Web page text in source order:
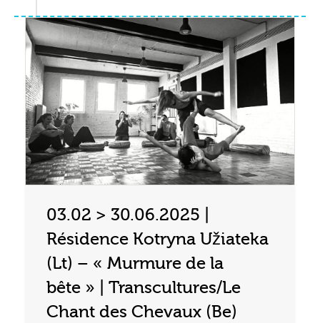
03.02 > 30.06.2025 |
Résidence Kotryna Užiateka
(Lt) – « Murmure de la
bête » | Transcultures/Le
Chant des Chevaux (Be)